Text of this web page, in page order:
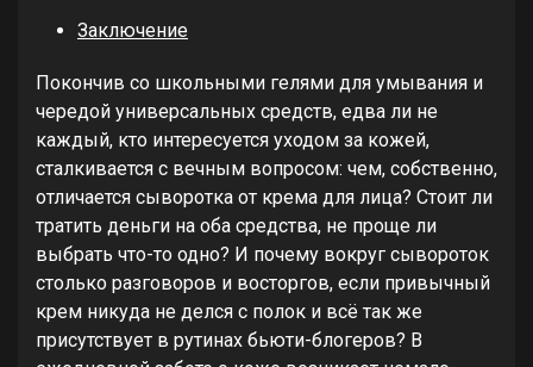
Заключение
Покончив со школьными гелями для умывания и
чередой универсальных средств, едва ли не
каждый, кто интересуется уходом за кожей,
сталкивается с вечным вопросом: чем, собственно,
отличается сыворотка от крема для лица? Стоит ли
тратить деньги на оба средства, не проще ли
выбрать что-то одно? И почему вокруг сывороток
столько разговоров и восторгов, если привычный
крем никуда не делся с полок и всё так же
присутствует в рутинах бьюти-блогеров? В